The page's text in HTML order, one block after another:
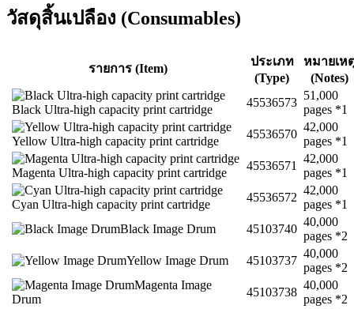
วัสดุสิ้นเปลือง (Consumables)
รายการ (Item)
ประเภท
(Type)
หมายเห
(Notes)
Black Ultra-high capacity print cartridge
45536573
51,000
pages *1
Yellow Ultra-high capacity print cartridge
45536570
42,000
pages *1
Magenta Ultra-high capacity print cartridge
45536571
42,000
pages *1
Cyan Ultra-high capacity print cartridge
45536572
42,000
pages *1
Black Image Drum
45103740
40,000
pages *2
Yellow Image Drum
45103737
40,000
pages *2
Magenta Image
Drum
45103738
40,000
pages *2